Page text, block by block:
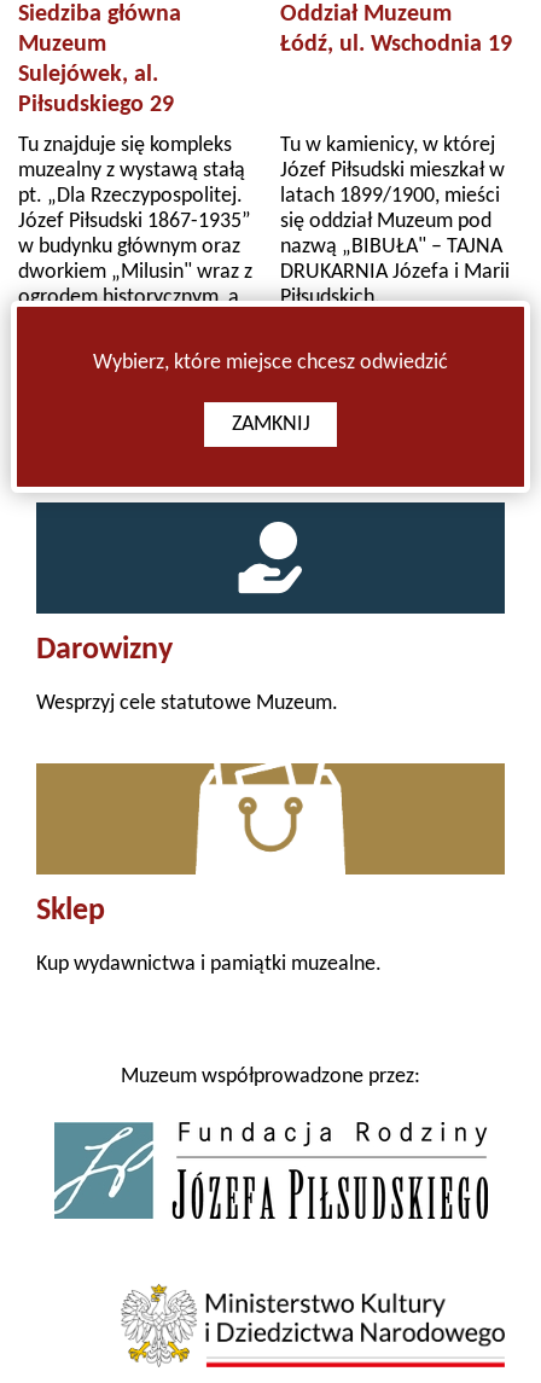
Siedziba główna
Muzeum
Sulejówek, al.
Piłsudskiego 29
Tu znajduje się kompleks
muzealny z wystawą stałą
pt. „Dla Rzeczypospolitej.
Józef Piłsudski 1867-1935”
w budynku głównym oraz
dworkiem „Milusin" wraz z
ogrodem historycznym, a
WYBIERZ
Oddział Muzeum
Łódź, ul. Wschodnia 19
Tu w kamienicy, w której
Józef Piłsudski mieszkał w
latach 1899/1900, mieści
się oddział Muzeum pod
nazwą „BIBUŁA" – TAJNA
DRUKARNIA Józefa i Marii
Piłsudskich.
WYBIERZ
Darowizny
Wesprzyj cele statutowe Muzeum.
Sklep
Kup wydawnictwa i pamiątki muzealne.
Muzeum współprowadzone przez:
Wybierz, które miejsce chcesz odwiedzić
ZAMKNIJ